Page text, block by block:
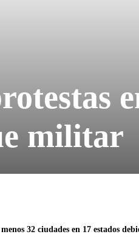
militar
32 ciudades en 17 estados